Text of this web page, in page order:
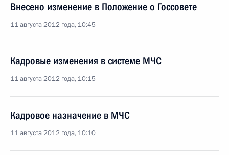
Внесено изменение в Положение о Госсовете
11 августа 2012 года, 10:45
Кадровые изменения в системе МЧС
11 августа 2012 года, 10:15
Кадровое назначение в МЧС
11 августа 2012 года, 10:10